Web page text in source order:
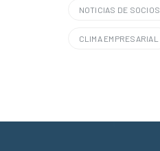
NOTICIAS DE SOCIOS
CLIMA EMPRESARIAL